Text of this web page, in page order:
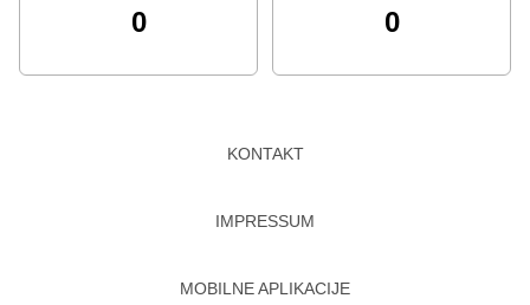
0 0
KONTAKT
IMPRESSUM
MOBILNE APLIKACIJE